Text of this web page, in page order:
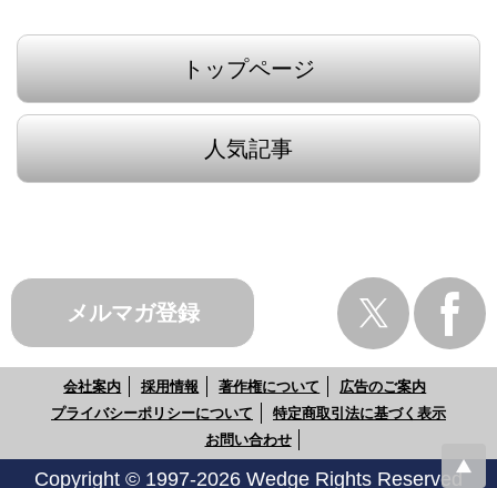
トップページ
人気記事
メルマガ登録
会社案内 採用情報 著作権について
広告のご案内
プライバシーポリシーについて
特定商取引法に基づく表示
お問い合わせ
Copyright © 1997-2026 Wedge Rights Reserved